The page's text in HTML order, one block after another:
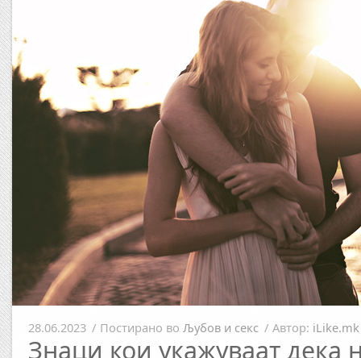
28.06.2023 / Постирано во Љубов и секс / Автор: iLike.mk
Знаци кои укажуваат дека